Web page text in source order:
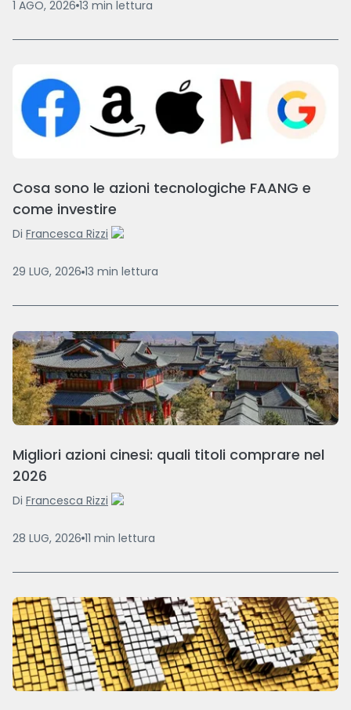
1 AGO, 2026 13 min lettura
Cosa sono le azioni tecnologiche FAANG e
come investire
Di Francesca Rizzi
29 LUG, 2026 13 min lettura
Migliori azioni cinesi: quali titoli comprare nel
2026
Di Francesca Rizzi
28 LUG, 2026 11 min lettura